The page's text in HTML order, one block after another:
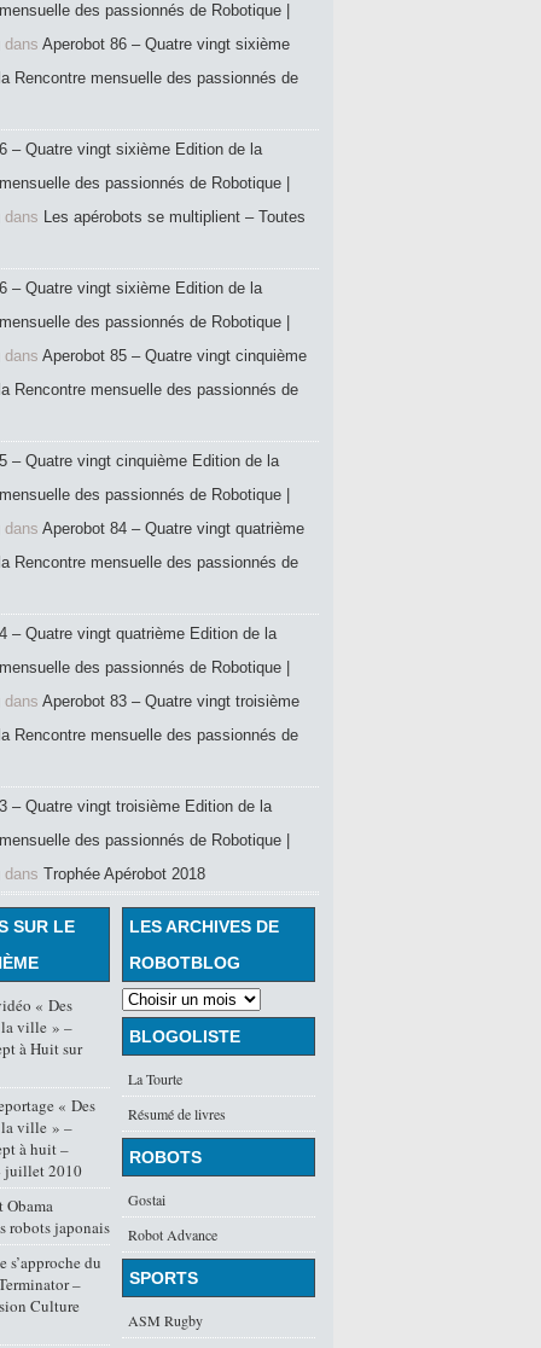
des passionnés de Robotique |
dans Aperobot 86 – Quatre vingt sixième
Rencontre mensuelle des passionnés de
– Quatre vingt sixième Edition de la
des passionnés de Robotique |
dans Les apérobots se multiplient – Toutes
– Quatre vingt sixième Edition de la
des passionnés de Robotique |
dans Aperobot 85 – Quatre vingt cinquième
Rencontre mensuelle des passionnés de
– Quatre vingt cinquième Edition de la
des passionnés de Robotique |
dans Aperobot 84 – Quatre vingt quatrième
Rencontre mensuelle des passionnés de
– Quatre vingt quatrième Edition de la
des passionnés de Robotique |
dans Aperobot 83 – Quatre vingt troisième
Rencontre mensuelle des passionnés de
– Quatre vingt troisième Edition de la
des passionnés de Robotique |
dans Trophée Apérobot 2018
LES ARCHIVES DE
ROBOTBLOG
BLOGOLISTE
La Tourte
Résumé de livres
ROBOTS
Gostai
Robot Advance
SPORTS
ASM Rugby
SUR LE
« Des
la ville » –
à Huit sur
« Des
la ville » –
à huit –
juillet 2010
Obama
robots japonais
s’approche du
–
Culture